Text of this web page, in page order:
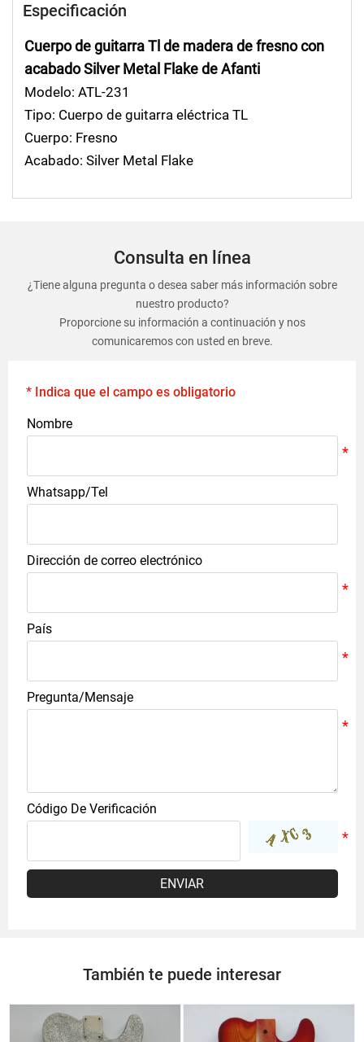
Especificación
Cuerpo de guitarra Tl de madera de fresno con
acabado Silver Metal Flake de Afanti
Modelo: ATL-231
Tipo: Cuerpo de guitarra eléctrica TL
Cuerpo: Fresno
Acabado: Silver Metal Flake
Consulta en línea
¿Tiene alguna pregunta o desea saber más información sobre
nuestro producto?
Proporcione su información a continuación y nos
comunicaremos con usted en breve.
* Indica que el campo es obligatorio
Nombre
Whatsapp/Tel
Dirección de correo electrónico
País
Pregunta/Mensaje
Código De Verificación
ENVIAR
También te puede interesar